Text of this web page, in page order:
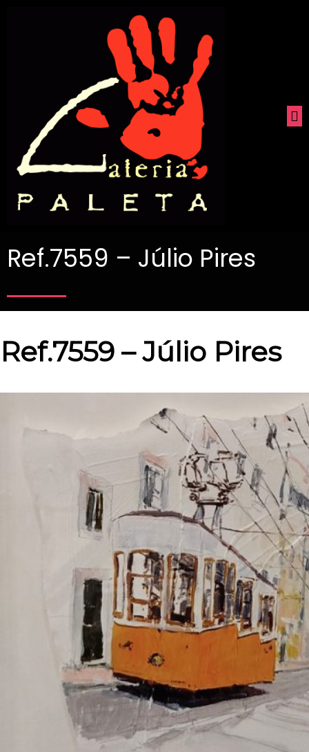
Ref.7559 – Júlio Pires
Ref.7559 – Júlio Pires